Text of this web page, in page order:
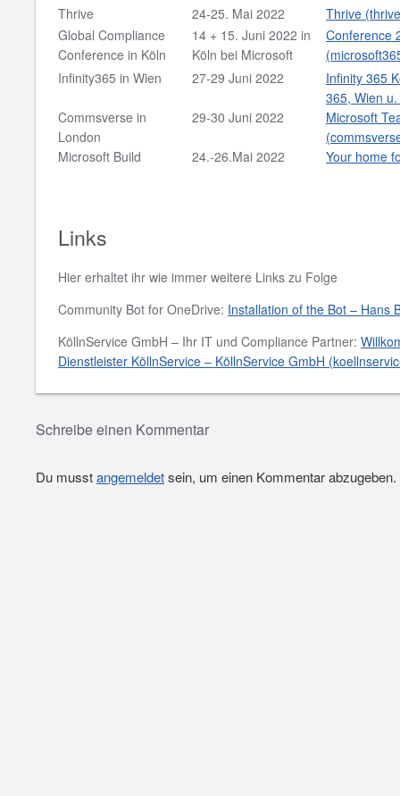
Thrive
24-25. Mai 2022
Thrive
Global Compliance
Conference in Köln
14 + 15. Juni 2022 in
Köln bei Microsoft
Conference
Infinity365 in Wien
27-29 Juni 2022
Infinity 365
365, Wien
Commsverse in
London
29-30 Juni 2022
Microsoft
Microsoft Build
24.-26.Mai 2022 Your home
Links
Hier erhaltet ihr wie immer weitere Links zu Folge
Community Bot for OneDrive: Installation of the Bot – Hans
KöllnService GmbH – Ihr IT und Compliance Partner:
Dienstleister KöllnService – KöllnService GmbH
Schreibe einen Kommentar
Du musstangemeldetsein, um einen Kommentar abzugeben.